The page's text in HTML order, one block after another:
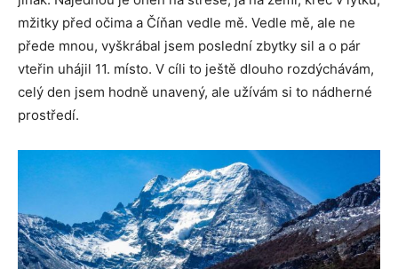
mžitky před očima a Číňan vedle mě. Vedle mě, ale ne
přede mnou, vyškrábal jsem poslední zbytky sil a o pár
vteřin uhájil 11. místo. V cíli to ještě dlouho rozdýchávám,
celý den jsem hodně unavený, ale užívám si to nádherné
prostředí.